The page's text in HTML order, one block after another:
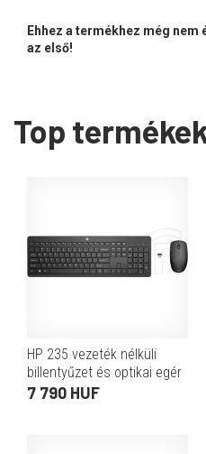
Ehhez a termékhez még
az első!
Top
HP 235 vezeték nélküli
billentyűzet és optikai egér
(HU, vezeték nélküli, 2,4
7 790 HUF